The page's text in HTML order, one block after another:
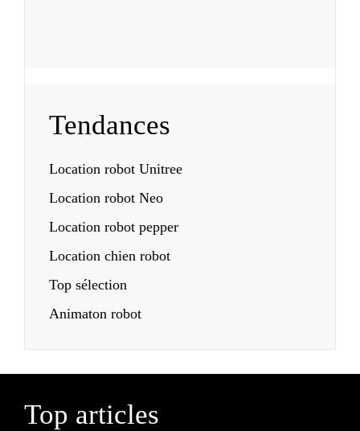
Tendances
Location robot Unitree
Location robot Neo
Location robot pepper
Location chien robot
Top sélection
Animaton robot
Top articles